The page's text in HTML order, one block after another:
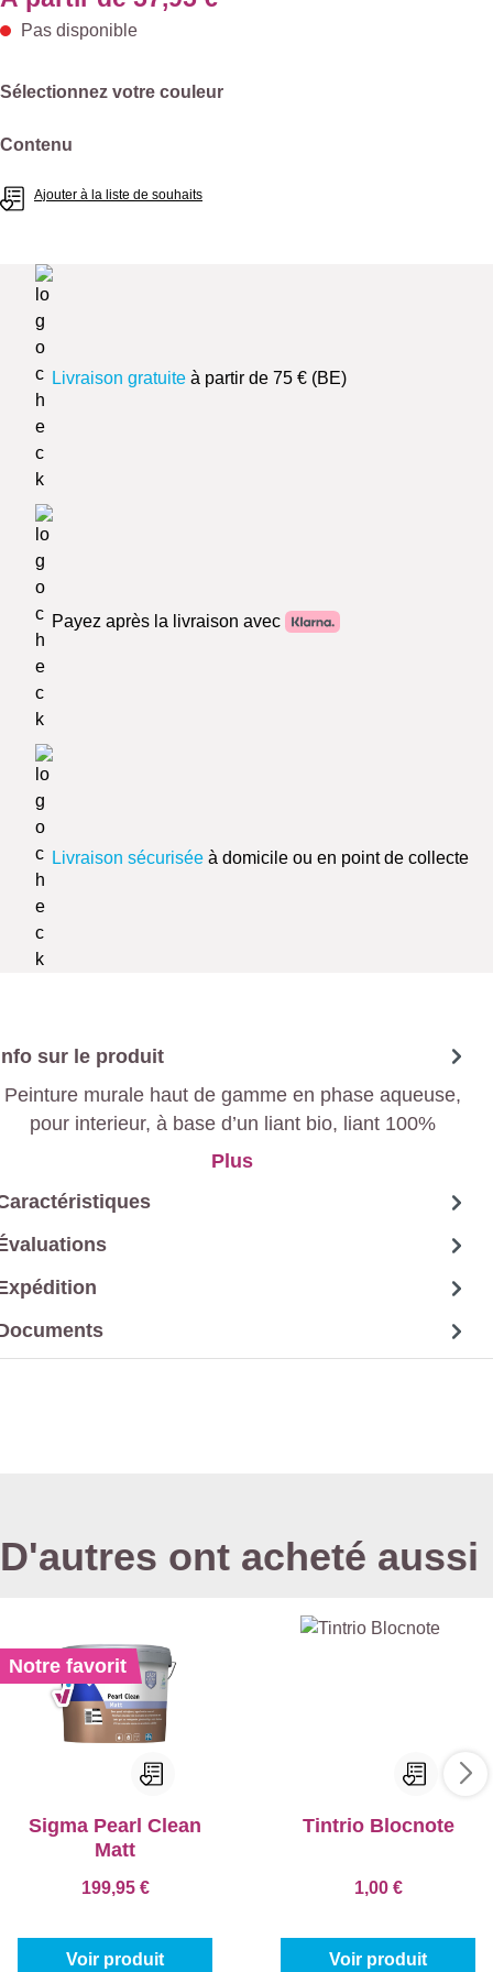
Pas disponible
Sélectionnez
Sélectionnez votre couleur
Sélectionnez
Contenu
Ajouter à la liste de souhaits
Livraison gratuite à partir de 75 € (BE)
Payez après la livraison avec
Livraison sécurisée à domicile ou en point de collecte
sur le produit
Peinture murale haut de gamme en phase aqueuse,
pour interieur, à base d’un liant bio, liant 100%
avec un effet neutralisant au formaldéhyde
Plus
D'autres ont acheté aussi
Notre favorit
Sigma Pearl Clean
Matt
199,95 €
Voir produit
Tintrio Blocnote
1,00 €
Voir produit